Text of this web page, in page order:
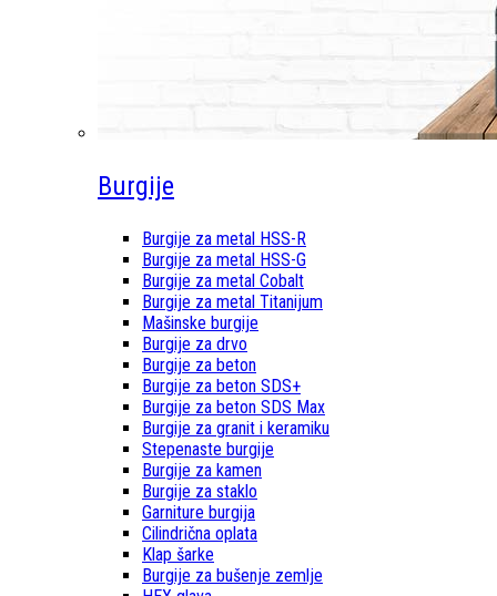
Burgije
Burgije za metal HSS-R
Burgije za metal HSS-G
Burgije za metal Cobalt
Burgije za metal Titanijum
Mašinske burgije
Burgije za drvo
Burgije za beton
Burgije za beton SDS+
Burgije za beton SDS Max
Burgije za granit i keramiku
Stepenaste burgije
Burgije za kamen
Burgije za staklo
Garniture burgija
Cilindrična oplata
Klap šarke
Burgije za bušenje zemlje